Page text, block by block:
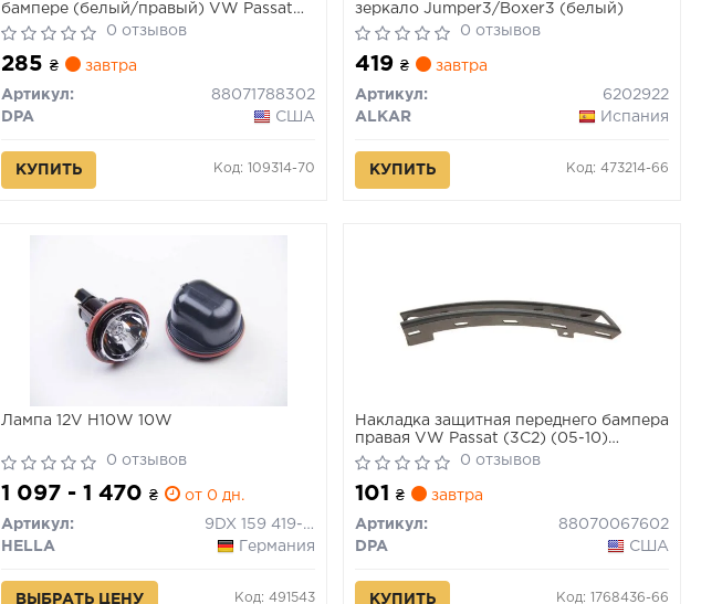
бампере (белый/правый) VW Passat
CC B6 08-12
0 отзывов
285₴ завтра
Артикул:
88071788302
DPA
США
КУПИТЬ Код: 109314-70
зеркало Jumper3/Boxer3 (белый)
0 отзывов
419₴ завтра
Артикул:
6202922
ALKAR
Испания
КУПИТЬ Код: 473214-66
Лампа 12V H10W 10W
0 отзывов
1 097 - 1 470₴ от 0 дн.
Артикул:
9DX 159 419-001
HELLA
Германия
ВЫБРАТЬ ЦЕНУ Код: 491543
Накладка защитная переднего бампера
правая VW Passat (3C2) (05-10)
(88070067602) DPA
0 отзывов
101₴ завтра
Артикул:
88070067602
DPA
США
КУПИТЬ Код: 1768436-66